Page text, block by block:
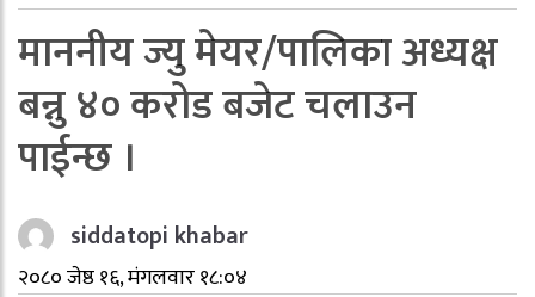
माननीय ज्यु मेयर/पालिका अध्यक्ष
बन्नु ४० करोड बजेट चलाउन
पाईन्छ ।
siddatopi khabar
२०८० जेष्ठ १६, मंगलवार १८:०४